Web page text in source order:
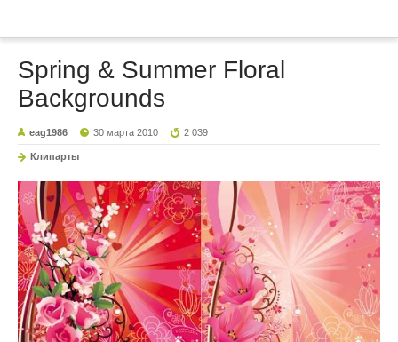
Spring & Summer Floral
Backgrounds
eag1986 30 марта 2010 2 039
Клипарты